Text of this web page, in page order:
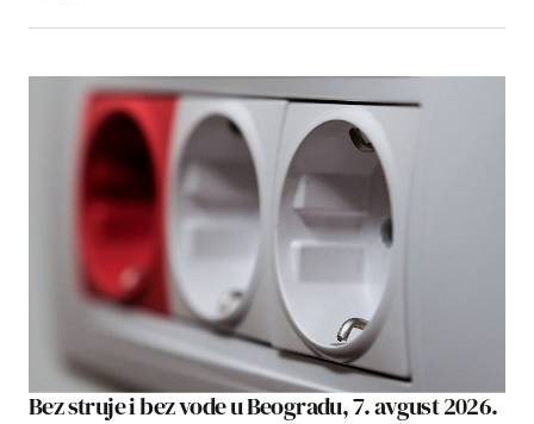
Bez struje i bez vode u Beogradu, 7. avgust 2026.